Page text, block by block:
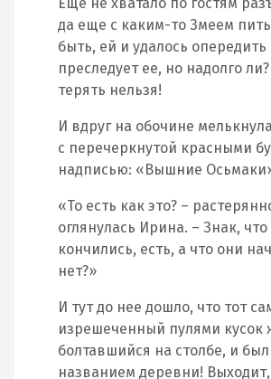
да еще с каким-то Змеем
быть, ей и удалось опередить
преследует ее, но надолго
терять нельзя!
И вдруг на обочине
с перечеркнутой красными
надписью: «Вышние
«То есть как это? –
оглянулась Ирина. – Знак,
кончились, есть, а что они
нет?»
И тут до нее дошло, что тот
изрешеченный пулями кусок
болтавшийся на столбе, и был
названием деревни! Выходит,